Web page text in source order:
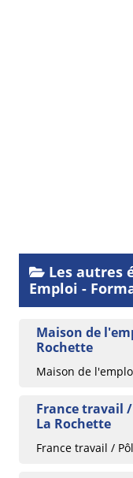
Les autres
Emploi -
Maison de
Rochette
Maison de
France travail
La Rochette
France travail /